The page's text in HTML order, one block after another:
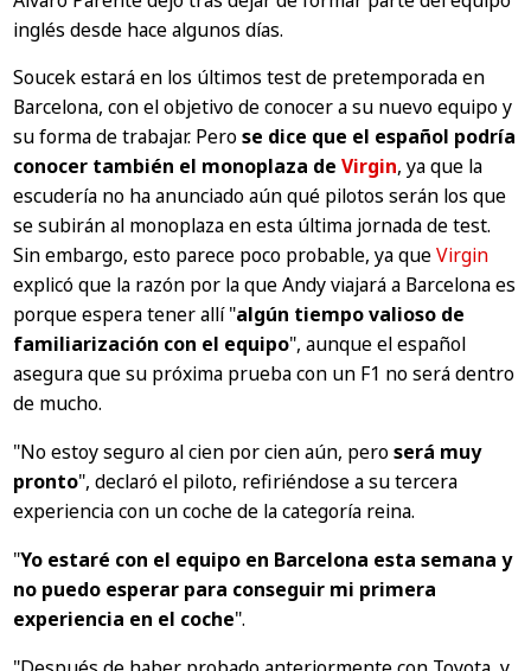
inglés desde hace algunos días.
Soucek estará en los últimos test de pretemporada en
Barcelona, con el objetivo de conocer a su nuevo equipo y
su forma de trabajar. Perose dice que el español podría
conocer también el monoplaza deVirgin, ya que la
escudería no ha anunciado aún qué pilotos serán los que
se subirán al monoplaza en esta última jornada de test.
Sin embargo, esto parece poco probable, ya queVirgin
explicó que la razón por la que Andy viajará a Barcelona es
porque espera tener allí"algún tiempo valioso de
familiarización con el equipo", aunque el español
asegura que su próxima prueba con un F1 no será dentro
de mucho.
"No estoy seguro al cien por cien aún, peroserá muy
pronto", declaró el piloto, refiriéndose a su tercera
experiencia con un coche de la categoría reina.
"Yo estaré con el equipo en Barcelona esta semana y
no puedo esperar para conseguir mi primera
experiencia en el coche".